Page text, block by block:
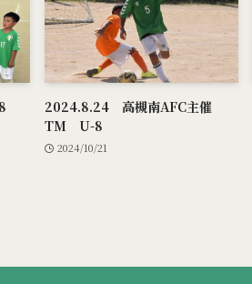
2024.8.24 高槻南AFC主催
TM U-8
2024/10/21